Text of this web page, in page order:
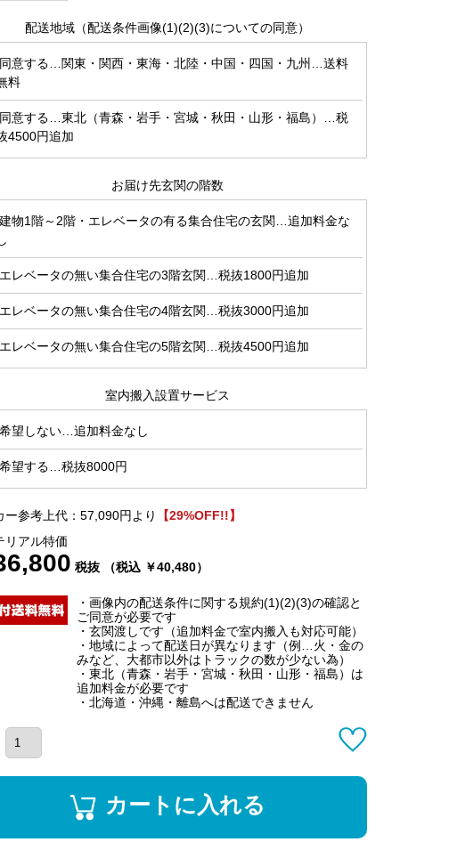
配送地域（配送条件画像(1)(2)(3)についての同意）
同意する…関東・関西・東海・北陸・中国・四国・九州…送料
料
同意する…東北（青森・岩手・宮城・秋田・山形・福島）…税
4500円追加
お届け先玄関の階数
建物1階～2階・エレベータの有る集合住宅の玄関…追加料金な
エレベータの無い集合住宅の3階玄関…税抜1800円追加
エレベータの無い集合住宅の4階玄関…税抜3000円追加
エレベータの無い集合住宅の5階玄関…税抜4500円追加
室内搬入設置サービス
希望しない…追加料金なし
希望する…税抜8000円
ー参考上代：57,090円より
【29%OFF!!】
リアル特価
税抜 （税込 ￥40,480）
・画像内の配送条件に関する規約(1)(2)(3)の確認と
ご同意が必要です
・玄関渡しです（追加料金で室内搬入も対応可能）
・地域によって配送日が異なります（例…火・金の
みなど、大都市以外はトラックの数が少ない為）
・東北（青森・岩手・宮城・秋田・山形・福島）は
追加料金が必要です
・北海道・沖縄・離島へは配送できません
カートに入れる